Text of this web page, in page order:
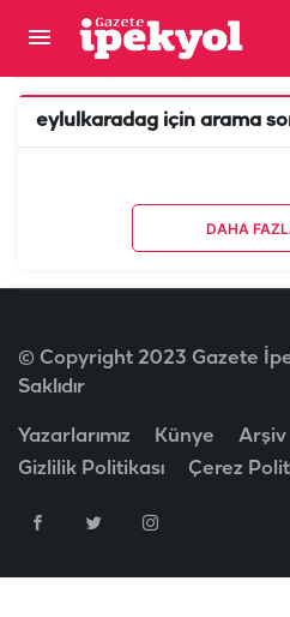
eylulkaradag için arama
DAHA
© Copyright 2023 Gazete
Saklıdır
Yazarlarımız Künye Arşiv
Gizlilik Politikası
Çerez